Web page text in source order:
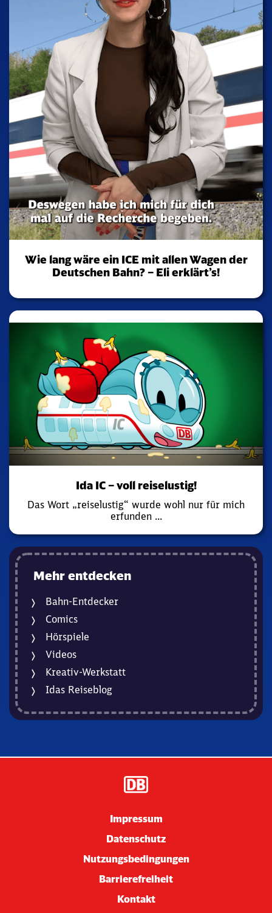
Wie lang wäre ein ICE mit allen Wagen der
Deutschen Bahn? – Eli erklärt’s!
Ida IC – voll reiselustig!
Das Wort „reiselustig“ wurde wohl nur für mich
erfunden ...
Mehr entdecken
Bahn-Entdecker
Comics
Hörspiele
Videos
Kreativ-Werkstatt
Idas Reiseblog
Impressum
Datenschutz
Nutzungsbedingungen
Barrierefreiheit
Kontakt